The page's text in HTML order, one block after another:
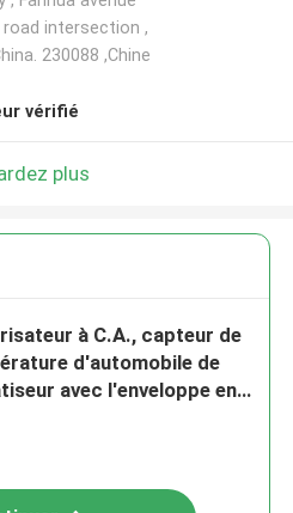
road intersection ,
230088 ,Chine
vérifié
plus
à C.A., capteur de
d'automobile de
avec l'enveloppe en